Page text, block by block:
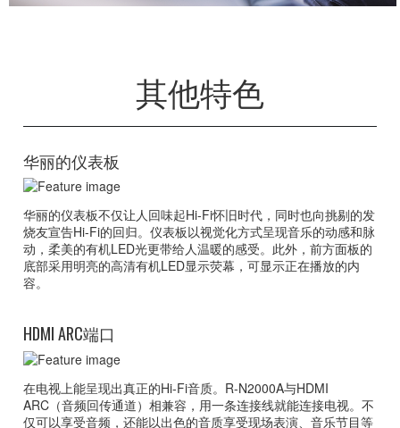
其他特色
华丽的仪表板
华丽的仪表板不仅让人回味起Hi-Fi怀旧时代，同时也向挑剔的发
烧友宣告Hi-Fi的回归。仪表板以视觉化方式呈现音乐的动感和脉
动，柔美的有机LED光更带给人温暖的感受。此外，前方面板的
底部采用明亮的高清有机LED显示荧幕，可显示正在播放的内
容。
HDMI ARC端口
在电视上能呈现出真正的Hi-Fi音质。R-N2000A与HDMI
ARC（音频回传通道）相兼容，用一条连接线就能连接电视。不
仅可以享受音频，还能以出色的音质享受现场表演、音乐节目等